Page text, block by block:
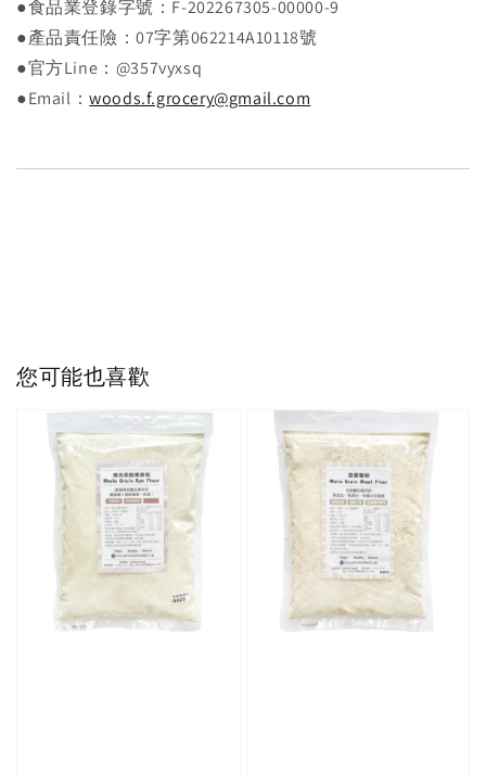
●食品業登錄字號：F-202267305-00000-9
●產品責任險：07字第062214A10118號
●官方Line：@357vyxsq
●Email：woods.f.grocery@gmail.com
您可能也喜歡